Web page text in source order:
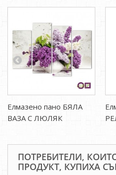
Елмазено пано БЯЛА
ВАЗА С ЛЮЛЯК
ПОТРЕБИТЕЛИ,
ПРОДУКТ, КУПИХА